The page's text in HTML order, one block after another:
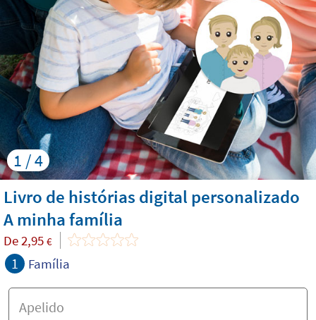
1 / 4
Livro de histórias digital personalizado
A minha família
De2,95 €
1 Família